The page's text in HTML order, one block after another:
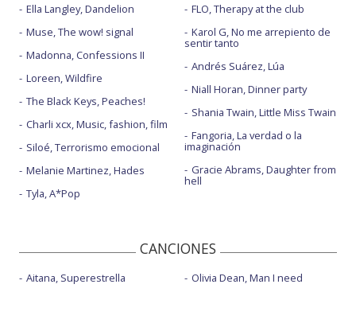
Ella Langley, Dandelion
Muse, The wow! signal
Madonna, Confessions II
Loreen, Wildfire
The Black Keys, Peaches!
Charli xcx, Music, fashion, film
Siloé, Terrorismo emocional
Melanie Martinez, Hades
Tyla, A*Pop
FLO, Therapy at the club
Karol G, No me arrepiento de
sentir tanto
Andrés Suárez, Lúa
Niall Horan, Dinner party
Shania Twain, Little Miss Twain
Fangoria, La verdad o la
imaginación
Gracie Abrams, Daughter from
hell
CANCIONES
Aitana, Superestrella Olivia Dean, Man I need